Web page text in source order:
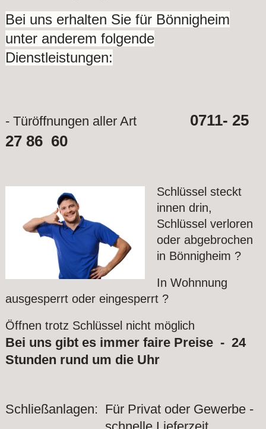
Bei uns erhalten Sie für Bönnigheim
unter anderem folgende
Dienstleistungen:
- Türöffnungen aller Art 0711- 25
27 86 60
Schlüssel steckt
innen drin,
Schlüssel verloren
oder abgebrochen
in Bönnigheim ?
In Wohnnung
ausgesperrt oder eingesperrt ?
Öffnen trotz Schlüssel nicht möglich
Bei uns gibt es immer faire Preise - 24
Stunden rund um die Uhr
Schließanlagen: Für Privat oder Gewerbe -